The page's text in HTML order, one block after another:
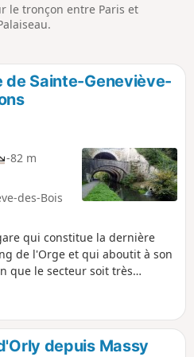
le tronçon entre Paris et
de Sainte-Geneviève-
-82 m
des-Bois
qui constitue la dernière
de l'Orge et qui aboutit à son
que le secteur soit très
avec elle, offre souvent
depuis Massy